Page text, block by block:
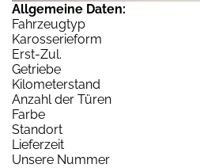
Allgemeine Daten:
Fahrzeugtyp
Karosserieform
Erst-Zul.
Getriebe
Kilometerstand
Anzahl der Türen
Farbe
Standort
Lieferzeit
Unsere Nummer